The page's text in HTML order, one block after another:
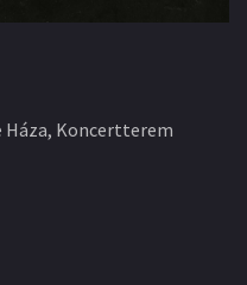
Háza, Koncertterem